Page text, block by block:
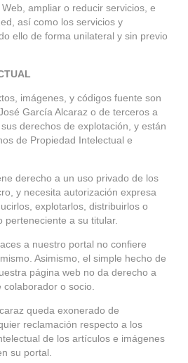
ampliar o reducir servicios, e
así como los servicios y
ello de forma unilateral y sin previo
imágenes, y códigos fuente son
García Alcaraz o de terceros a
derechos de explotación, y están
de Propiedad Intelectual e
derecho a un uso privado de los
y necesita autorización expresa
explotarlos, distribuirlos o
a su titular.
a nuestro portal no confiere
Asimismo, el simple hecho de
página web no da derecho a
o socio.
queda exonerado de
reclamación respecto a los
de los artículos e imágenes
su portal.